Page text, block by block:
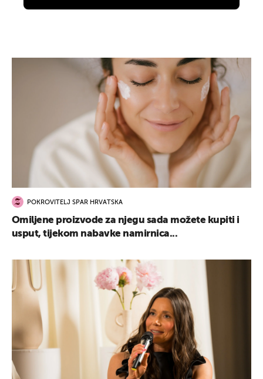
POKROVITELJ SPAR HRVATSKA
Omiljene proizvode za njegu sada možete kupiti i
usput, tijekom nabavke namirnica...